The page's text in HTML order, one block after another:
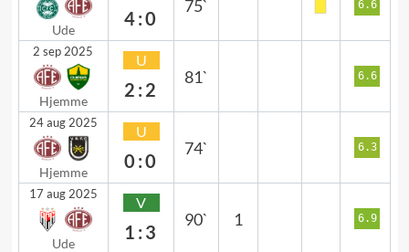
Ude
4:0
75` 6.6
2 sep 2025
Hjemme
U
2:2
81` 6.6
24 aug 2025
Hjemme
U
0:0
74` 6.3
17 aug 2025
Ude
V
1:3
90` 1 6.9